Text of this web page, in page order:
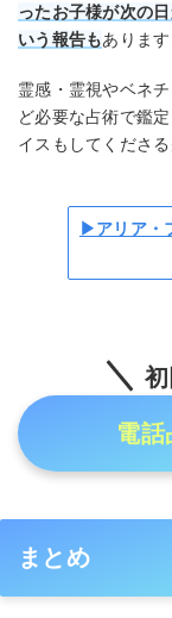
ったお子様が次の
いう報告もあります
霊感・霊視やベネ
ど必要な占術で鑑
イスもしてくださ
▶アリア・
電話
まとめ